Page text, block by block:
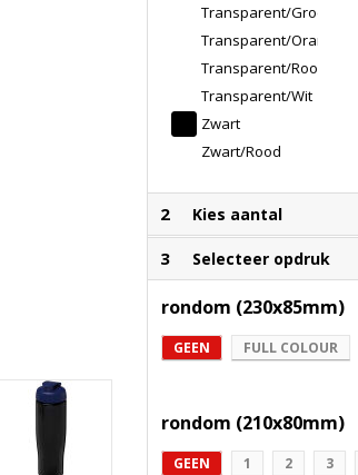
Transparent/Groen
Transparent/Oranje
Transparent/Rood
Transparent/Wit
Zwart
Zwart/Rood
2 Kies aantal
3 Selecteer opdruk
rondom (230x85mm)
GEEN FULL COLOUR
rondom (210x80mm)
GEEN 1 2 3